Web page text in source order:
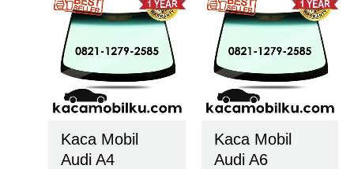
Kaca Mobil
Audi A4
Kaca Mobil
Audi A6